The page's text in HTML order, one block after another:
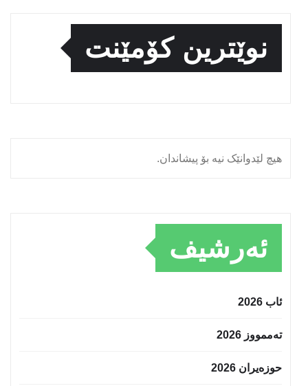
نوێترین کۆمێنت
هیچ لێدوانێک نیە بۆ پیشاندان.
ئەرشیف
ئاب 2026
تەممووز 2026
حوزه‌یران 2026